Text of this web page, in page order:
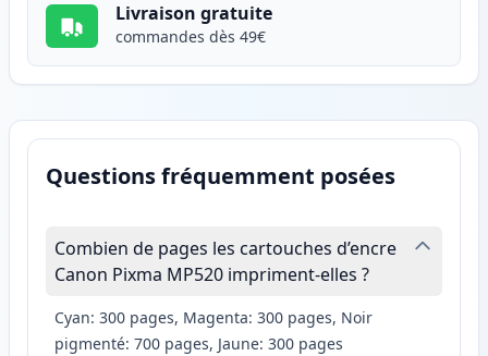
Livraison gratuite
commandes dès 49€
Questions fréquemment posées
Combien de pages les cartouches d’encre
Canon Pixma MP520 impriment-elles ?
Cyan: 300 pages, Magenta: 300 pages, Noir
pigmenté: 700 pages, Jaune: 300 pages